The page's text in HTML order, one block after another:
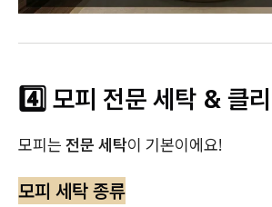
4️⃣ 모피 전문 세탁 & 클
모피는 전문 세탁이 기본이에요!
모피 세탁 종류